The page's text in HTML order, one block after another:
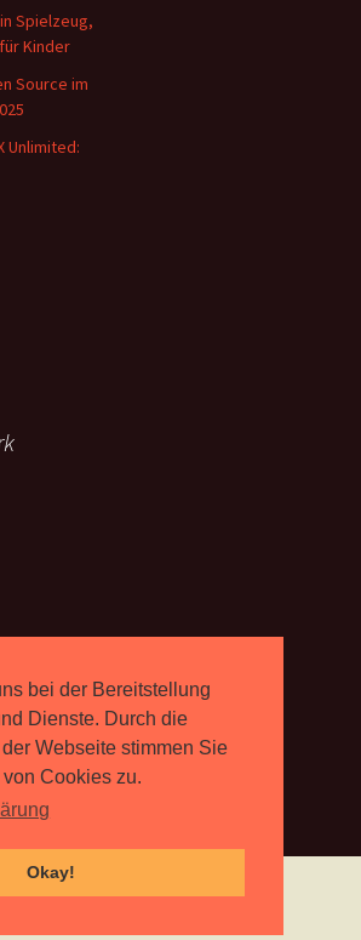
bei der Bereitstellung
Dienste. Durch die
Webseite stimmen Sie
Cookies zu.
Okay!
Spielzeug,
Kinder
Source im
Unlimited:
seit 2003
Impressum )